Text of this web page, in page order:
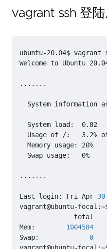
vagrant ssh 登
Welcome to Ubuntu
System information
System load:
Usage of /:   3.2%
Memory usage: 20%
Last login: Fri Apr 30
Mem: 1004584
Swap: 0